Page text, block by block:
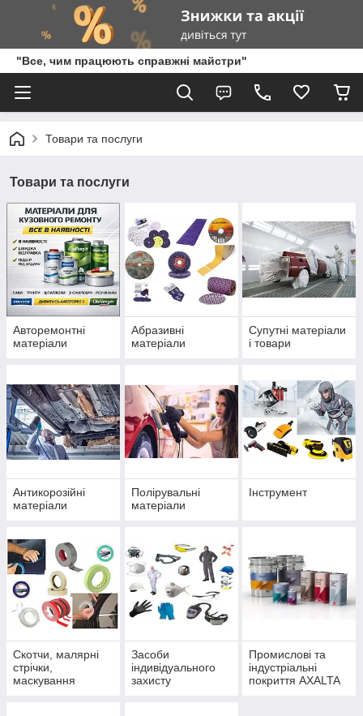
"Все, чим працюють справжні майстри"
Товари та послуги
Товари та послуги
Авторемонтні
матеріали
Абразивні
матеріали
Супутні матеріали
і товари
Антикорозійні
матеріали
Полірувальні
матеріали
Інструмент
Скотчи, малярні
стрічки,
маскування
Засоби
індивідуального
захисту
Промислові та
індустріальні
покриття AXALTA